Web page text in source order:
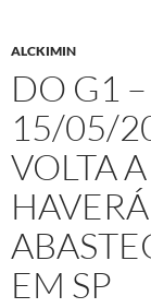
ALCKIMIN
DO G1
15/05/
VOLTA
EM SP